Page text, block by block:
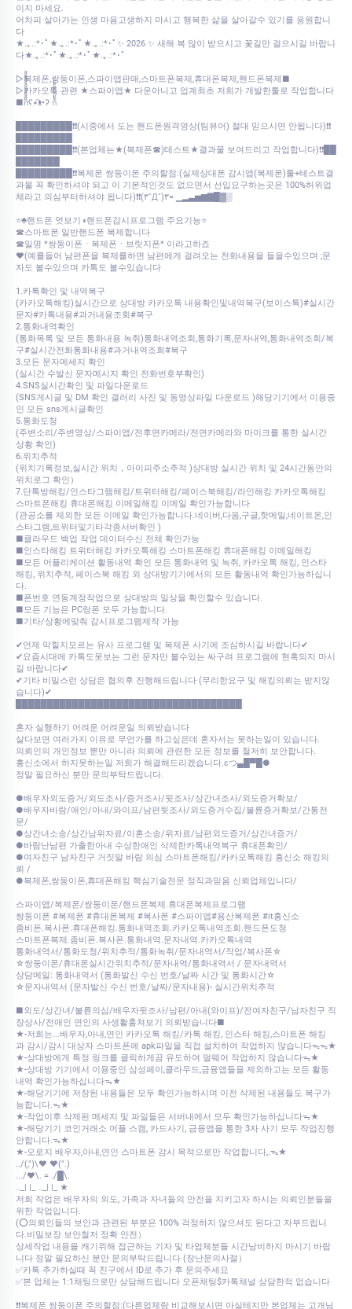
이지 마세요.
어차피 살아가는 인생 마음고생하지 마시고 행복한 삶을 살아갈수 있기를 응원합니
다
★.｡.:*･ﾟ★.｡.:*･ﾟ★.｡.:*･ﾟ✨ 2026 ✨ 새해 복 많이 받으시고 꽃길만 걸으시길 바랍니
다★.｡.:*･ﾟ★.｡.:*･ﾟ★.｡.:*･ﾟ
▷복제폰,쌍둥이폰,스파이앱판매,스마트폰복제,휴대폰복제,핸드폰복제■
▷카카오톡 관련 ★스파이앱★ 다운아니고 업계최초 저희가 개발한툴로 작업합니다
■ก็็็็็็็็็็็็็ʕ•͡ᴥ•ʔ ก้้้้้้้้้้้
█████████❗❗(시중에서 도는 핸드폰원격영상(팀뷰어) 절대 믿으시면 안됩니다)❗❗
█████████❗❗(본업체는★(복제폰☎)테스트★결과물 보여드리고 작업합니다)❗❗██
█████████❗❗복제폰 쌍둥이폰 주의할점:(실제상대폰 감시앱(복제폰)툴+테스트결
과물 꼭 확인하셔야 되고 이 기본적인것도 없으면서 선입요구하는곳은 100%허위업
체라고 의심부터하셔야 됩니다)❗❗(۳˚Д˚)۳= ▁▂▃▅▆▇█▓▒
⭐♣핸드폰 엿보기◑핸드폰감시프로그램 주요기능⭐
☎스마트폰 일반핸드폰 복제합니다
☎일명 *쌍둥이폰ㆍ복제폰ㆍ브릿지폰* 이라고하죠
♥(예를들어 남편폰을 복제를하면 남편에게 걸려오는 전화내용을 들을수있으며 ;문
자도 볼수있으며 카톡도 볼수있습니다
1.카톡확인 및 내역복구
(카카오톡해킹)실시간으로 상대방 카카오톡 내용확인및내역복구(보이스톡)#실시간
문자#카톡내용#과거내용조회#복구
2.통화내역확인
(통화목록 및 모든 통화내용 녹취)통화내역조회,통화기록,문자내역,통화내역조회/복
구#실시간전화통화내용#과거내역조회#복구
3.모든 문자메세지 확인
(실시간 수발신 문자메시지 확인 전화번호부확인)
4.SNS실시간확인 및 파일다운로드
(SNS게시글 및 DM 확인 갤러리 사진 및 동영상파일 다운로드 )해당기기에서 이용중
인 모든 sns게시글확인
5.통화도청
(주변소리/주변영상/스파이앱/전후면카메라/전면카메라와 마이크를 통한 실시간
상황 확인)
6.위치추적
(위치기록정보,실시간 위치，아이피주소추적 )상대방 실시간 위치 및 24시간동안의
위치로그 확인）
7.단톡방해킹/인스타그램해킹/트위터해킹/페이스북해킹/라인해킹 카카오톡해킹
스마트폰해킹 휴대폰해킹 이메일해킹 이메일 확인가능합니다
(관공소를 제외한 모든 이메일 확인가능합니다.네이버,다음,구글,핫메일,네이트온,인
스타그램,트위터및기타각종서버확인 )
■클라우드 백업 작업 데이터수신 전체 확인가능
■인스타해킹 트위터해킹 카카오톡해킹 스마트폰해킹 휴대폰해킹 이메일해킹
■모든 어플리케이션 활동내역 확인 모든 통화내역 및 녹취, 카카오톡 해킹, 인스타
해킹, 위치추적, 페이스북 해킹 외 상대방기기에서의 모든 활동내역 확인가능하십니
다.
■폰번호 연동계정작업으로 상대방의 일상을 확인할수 있습니다.
■모든 기능은 PC랑폰 모두 가능합니다.
■기타/상황에맞춰 감시프로그램제작 가능
✔언제 막힐지모르는 유사 프로그램 및 복제폰 사기에 조심하시길 바랍니다✔
✔요즘시대에 카톡도못보는 그런 문자만 볼수있는 싸구려 프로그램에 현혹되지 마시
길 바랍니다✔
✔기타 비밀스런 상담은 협의후 진행해드립니다 (무리한요구 및 해킹의뢰는 받지않
습니다)✔
혼자 실행하기 어려운 어려운일 의뢰받습니다
살다보면 여러가지 이유로 무언가를 하고싶은데 혼자서는 못하는일이 있습니다.
의뢰인의 개인정보 뿐만 아니라 의뢰에 관련한 모든 정보를 철저히 보안합니다.
흥신소에서 하지못하는일 저희가 해결해드리겠습니다.εつ▄█▀█●
정말 필요하신 분만 문의부탁드립니다.
●배우자외도증거/외도조사/증거조사/뒷조사/상간녀조사/외도증거확보/
●배우자바람/애인/아내/와이프/남편뒷조사/외도증거수집/불륜증거확보/간통전
문/
●상간녀소송/상간남위자료/이혼소송/위자료/남편외도증거/상간녀증거/
●바람난남편 가출한아내 수상한애인 삭제한카톡내역복구 휴대폰확인/
●여자친구 남자친구 거짓말 바람 의심 스마트폰해킹/카카오톡해킹 흥신소 해킹의
뢰 /
●복제폰,쌍둥이폰,휴대폰해킹 핵심기술전문 정직과믿음 신뢰업체입니다/
스파이앱/복제폰/쌍둥이폰/핸드폰복제.휴대폰복제프로그램
쌍둥이폰 #복제폰 #휴대폰복제 #복사폰 #스파이앱#용산복제폰 #it흥신소
좀비폰.복사폰.휴대폰해킹.통화내역조회.카카오톡내역조회.핸드폰도청
스마트폰복제.좀비폰.복사폰.통화내역.문자내역.카카오톡내역
통화내역서/통화도청/위치추적/통화녹취/문자내역서/작업/복사폰☆
☆쌍둥이폰/휴대폰실시간위치추적/문자내역/통화내역서 / 문자내역서
상담메일: 통화내역서 (통화발신 수신 번호/날짜 시간 및 통화시간☆
☆문자내역서 (문자발신 수신 번호/날짜/문자내용)- 실시간위치추적
■외도/상간녀/불륜의심/배우자뒷조사/남편/아내(와이프)/전여자친구/남자친구 직
장상사/전애인 연인의 사생활훔쳐보기 의뢰받습니다■
★-저희는...배우자,아내,연인 카카오톡 해킹/카톡 해킹, 인스타 해킹,스마트폰 해킹
과 감시/감시 대상자 스마트폰에 apk파일을 직접 설치하여 작업하지 않습니다ᯓᯓ★
★-상대방에게 특정 링크를 클릭하게끔 유도하여 멀웨어 작업하지 않습니다ᯓ★
★-상대방 기기에서 이용중인 삼성페이,클라우드,금융앱들을 제외하고는 모든 활동
내역 확인가능하십니다ᯓ★
★-해당기기에 저장된 내용들은 모두 확인가능하시며 이전 삭제된 내용들도 복구가
능합니다.ᯓ★
★-작업이후 삭제된 메세지 및 파일들은 서버내에서 모두 확인가능하십니다ᯓ★
★-해당기기 코인거래소 어플 스캠, 카드사기, 금융앱을 통한 3자 사기 모두 작업진행
안합니다.ᯓ★
★-오로지 배우자,아내,연인 스마트폰 감시 목적으로만 작업합니다,.ᯓ★
../(,")\♥ ♥(".)
.../♥\. = ./█\.
.._| |_ .._| |_ ★
저희 작업은 배우자의 외도, 가족과 자녀들의 안전을 지키고자 하시는 의뢰인분들을
위한 작업입니다.
(⭕의뢰인들의 보안과 관련된 부분은 100% 걱정하지 않으셔도 된다고 자부드립니
다.비밀보장 보안철저 정확 안전）
상세작업 내용을 캐기위해 접근하는 기자 및 타업체분들 시간낭비하지 마시기 바랍
니다 정말 필요하신 분만 문의부탁드립니다 (장난문의사절）
✅카톡 추가하실때 꼭 친구에서 ID로 추가 후 문의주세요
✅본 업체는 1:1채팅으로만 상담해드립니다 오픈채팅$카톡채널 상담한적 없습니다
❗❗복제폰 쌍둥이폰 주의할점:(다른업체랑 비교해보시면 아실테지만 본업체는 고개님